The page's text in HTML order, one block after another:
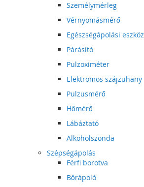
Személymérleg
Vérnyomásmérő
Egészségápolási eszköz
Párásító
Pulzoximéter
Elektromos szájzuhany
Pulzusmérő
Hőmérő
Lábáztató
Alkoholszonda
Szépségápolás
Férfi borotva
Bőrápoló